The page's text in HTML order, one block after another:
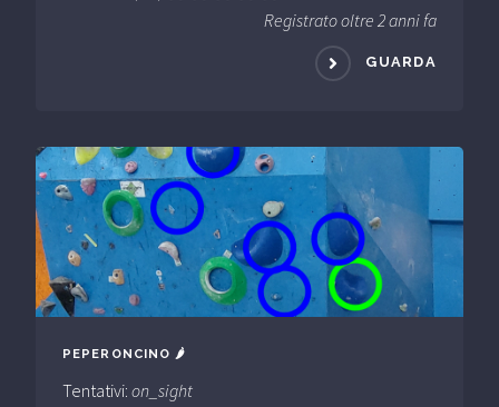
Registrato oltre 2 anni fa
GUARDA
PEPERONCINO 🌶
Tentativi: on_sight